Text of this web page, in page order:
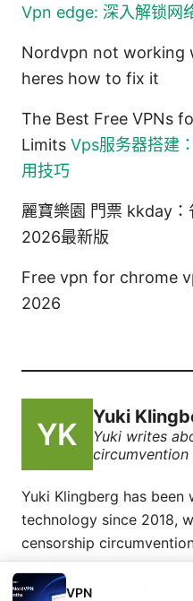
Vpn edge: 深入解锁网
Nordvpn not working
heres how to fix it
The Best Free VPNs
Limits Vps服务器搭建
用技巧
麗寶樂園 門票 kkday
2026最新版
Free vpn for chrome
2026
Yuki
Yuki writes
Yuki Klingberg has
technology since 2018,
censorship
and OpenVPN.
up the product the
VPN